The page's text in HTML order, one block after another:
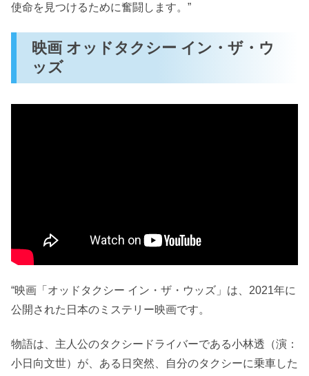
使命を見つけるために奮闘します。”
映画 オッドタクシー イン・ザ・ウ
ッズ
“映画「オッドタクシー イン・ザ・ウッズ」は、2021年に
公開された日本のミステリー映画です。
物語は、主人公のタクシードライバーである小林透（演：
小日向文世）が、ある日突然、自分のタクシーに乗車した